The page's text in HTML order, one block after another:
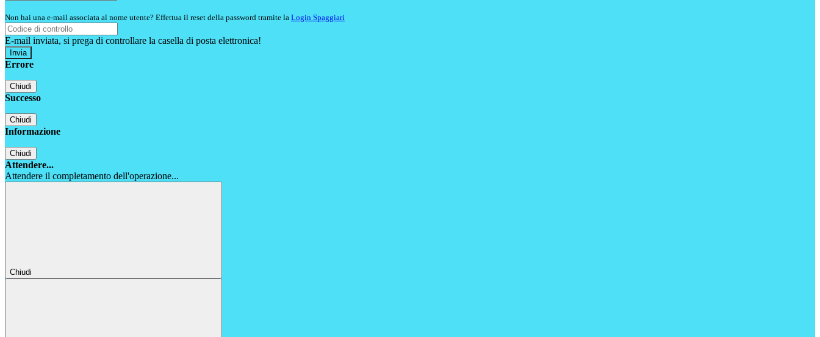
Non hai una e-mail associata al nome utente? Effettua il reset della password tramite la Login Spaggiari
E-mail inviata, si prega di controllare la casella di posta elettronica!
Errore
Chiudi
Successo
Chiudi
Informazione
Chiudi
Attendere...
Attendere il completamento dell'operazione...
Chiudi